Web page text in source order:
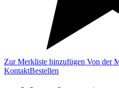
Zur Merkliste hinzufügen Von der
KontaktBestellen